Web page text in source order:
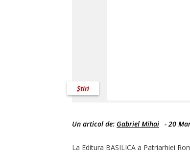
Știri
Un articol de: Gabriel Mihai - 20
La Editura BASILICA a Patriarhiei